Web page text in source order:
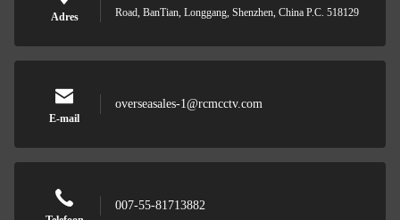
Adres
Road, BanTian, Longgang, Shenzhen, China P.C. 518129
E-mail
overseasales-1@rcmcctv.com
007-55-81713882